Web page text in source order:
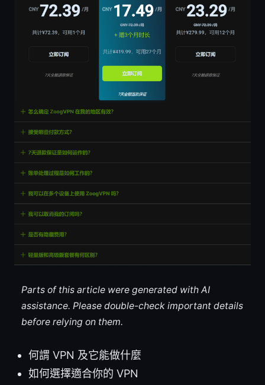
Parts of this article were generated with AI
assistance. Please double-check important details
before relying on them.
何謂 VPN 及它能做什麼
如何選擇適合你的 VPN